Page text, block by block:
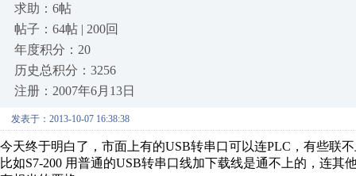
求助：6帖
帖子：64帖 | 200回
年度积分：20
历史总积分：3256
注册：2007年6月13日
发表于：2013-10-07 16:38:38
今天终于明白了，市面上有的USB转串口可以连PLC，有些联
比如S7-200 用普通的USB转串口线加下载线是通不上的，连